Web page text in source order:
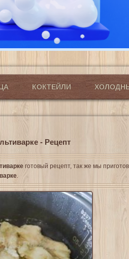
КОКТЕЙЛИ
- Рецепт
готовый рецепт, так же мы